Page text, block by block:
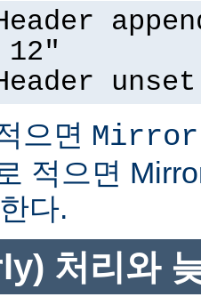
으면
적으면
다.
처리와